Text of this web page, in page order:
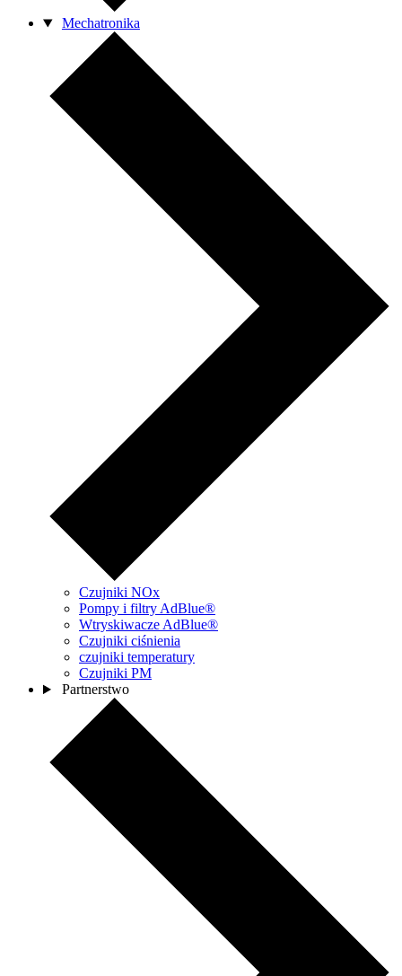
Mechatronika
Czujniki NOx
Pompy i filtry AdBlue®
Wtryskiwacze AdBlue®
Czujniki ciśnienia
czujniki temperatury
Czujniki PM
Partnerstwo